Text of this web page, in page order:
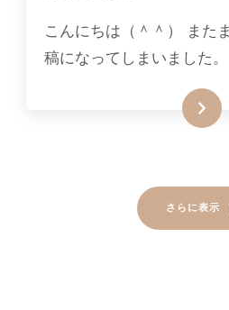
こんにちは（＾＾） また
稿になってしまいました
続きはこちら
さらに表示